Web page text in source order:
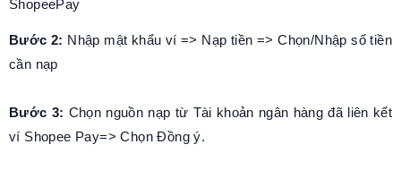
ShopeePay
Bước 2: Nhập mật khẩu ví => Nạp tiền => Chọn/Nhập số tiền
cần nạp
Bước 3: Chọn nguồn nạp từ Tài khoản ngân hàng đã liên kết
ví Shopee Pay=> Chọn Đồng ý.